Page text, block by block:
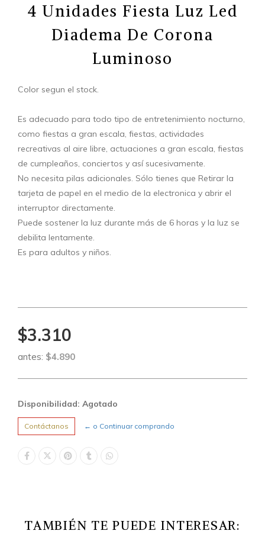
4 Unidades Fiesta Luz Led
Diadema De Corona
Luminoso
Color segun el stock.
Es adecuado para todo tipo de entretenimiento nocturno,
como fiestas a gran escala, fiestas, actividades
recreativas al aire libre, actuaciones a gran escala, fiestas
de cumpleaños, conciertos y así sucesivamente.
No necesita pilas adicionales. Sólo tienes que Retirar la
tarjeta de papel en el medio de la electronica y abrir el
interruptor directamente.
Puede sostener la luz durante más de 6 horas y la luz se
debilita lentamente.
Es para adultos y niños.
$3.310
antes: $4.890
Disponibilidad: Agotado
Contáctanos ← o Continuar comprando
TAMBIÉN TE PUEDE INTERESAR: